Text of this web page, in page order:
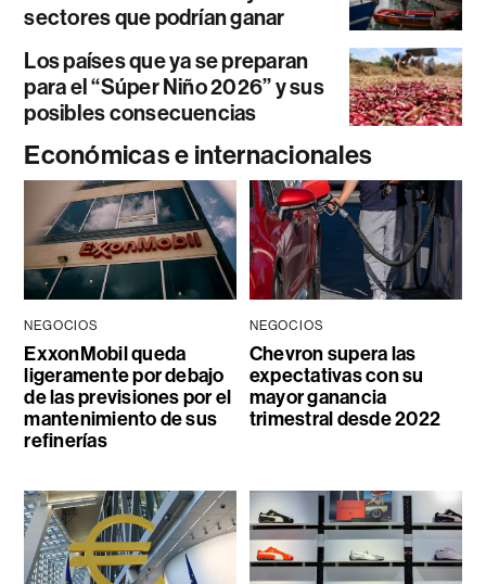
sectores que podrían ganar
Los países que ya se preparan
para el “Súper Niño 2026” y sus
posibles consecuencias
Económicas e internacionales
NEGOCIOS
ExxonMobil queda
ligeramente por debajo
de las previsiones por el
mantenimiento de sus
refinerías
NEGOCIOS
Chevron supera las
expectativas con su
mayor ganancia
trimestral desde 2022